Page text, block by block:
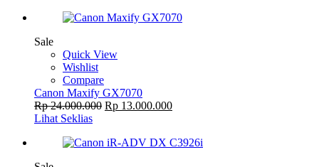
Sale
Quick View
Wishlist
Compare
Canon Maxify GX7070
Rp24.000.000 Rp 13.000.000
Lihat Seklias